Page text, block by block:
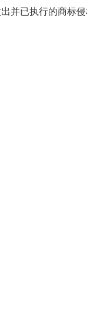
并已执行的商标